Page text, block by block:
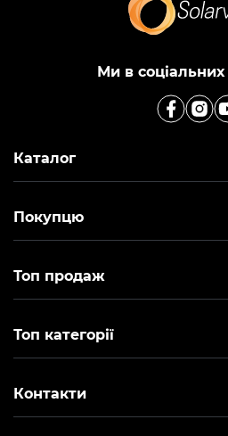
Ми в
Каталог
Покупцю
Топ продаж
Топ категорії
Контакти